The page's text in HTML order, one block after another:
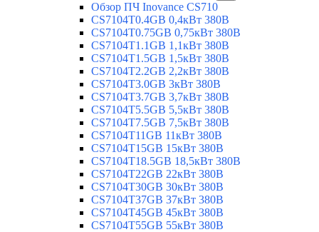
Обзор ПЧ Inovance CS710
CS7104T0.4GB 0,4кВт 380В
CS7104T0.75GB 0,75кВт 380В
CS7104T1.1GB 1,1кВт 380В
CS7104T1.5GB 1,5кВт 380В
CS7104T2.2GB 2,2кВт 380В
CS7104T3.0GB 3кВт 380В
CS7104T3.7GB 3,7кВт 380В
CS7104T5.5GB 5,5кВт 380В
CS7104T7.5GB 7,5кВт 380В
CS7104T11GB 11кВт 380В
CS7104T15GB 15кВт 380В
CS7104T18.5GB 18,5кВт 380В
CS7104T22GB 22кВт 380В
CS7104T30GB 30кВт 380В
CS7104T37GB 37кВт 380В
CS7104T45GB 45кВт 380В
CS7104T55GB 55кВт 380В